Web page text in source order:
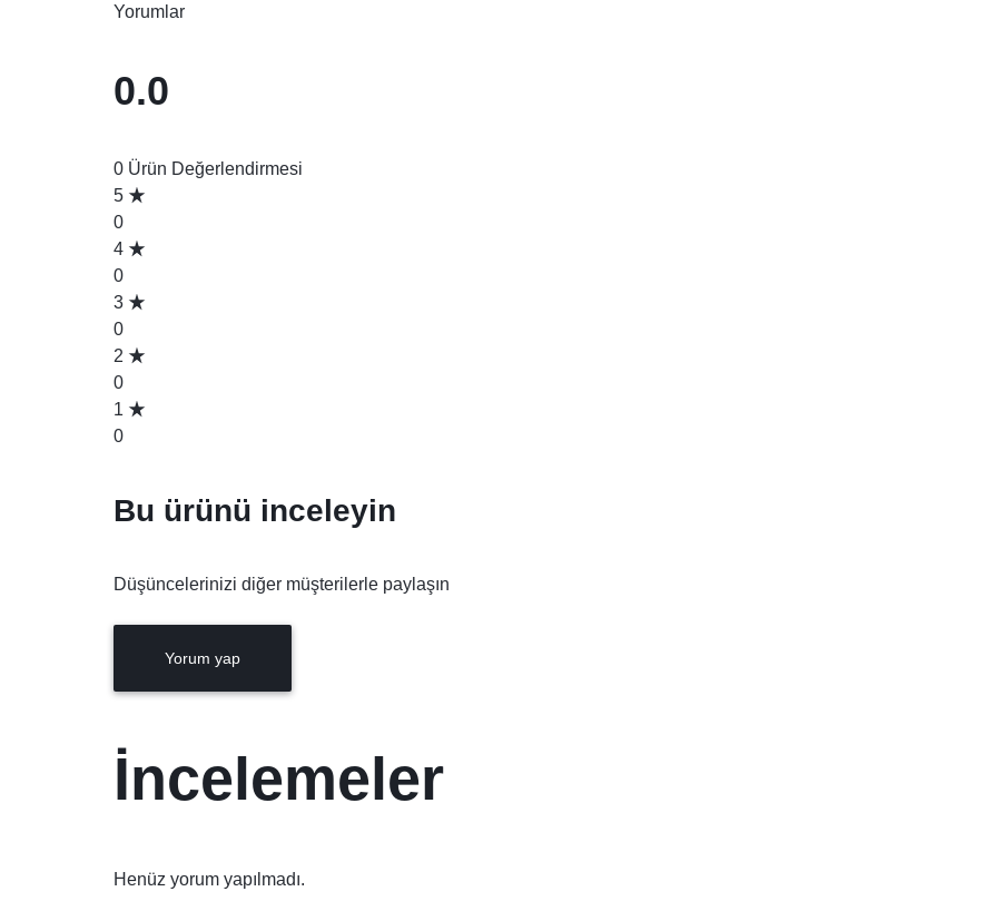
Yorumlar
0.0
0 Ürün Değerlendirmesi
5
0
4
0
3
0
2
0
1
0
Bu ürünü inceleyin
Düşüncelerinizi diğer müşterilerle paylaşın
Yorum yap
İncelemeler
Henüz yorum yapılmadı.